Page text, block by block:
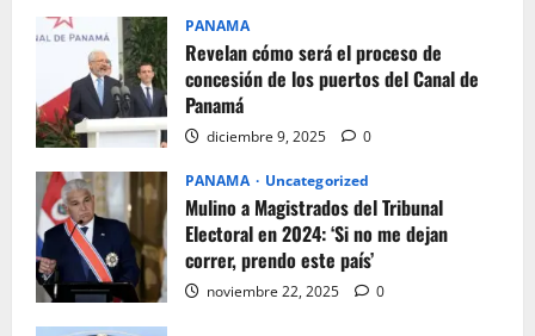
PANAMA
Revelan cómo será el proceso de
concesión de los puertos del Canal de
Panamá
diciembre 9, 2025 0
PANAMA Uncategorized
Mulino a Magistrados del Tribunal
Electoral en 2024: ‘Si no me dejan
correr, prendo este país’
noviembre 22, 2025 0